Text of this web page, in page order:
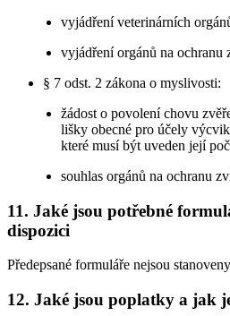
vyjádření veterinárních
vyjádření orgánů na ochranu
§ 7 odst. 2 zákona o myslivosti:
žádost o povolení chovu
lišky obecné pro účely
které musí být uveden její
souhlas orgánů na ochranu
11. Jaké jsou potřebné
dispozici
Předepsané formuláře nejsou
12. Jaké jsou poplatky a jak